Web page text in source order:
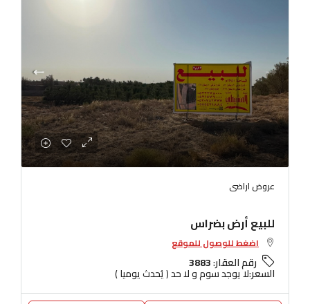
عروض اراضى
للبيع أرض بضراس
اضغط للوصول للموقع
رقم العقار:3883
السعر:لا يوجد سوم و لا حد ( يُحدث يوميا )